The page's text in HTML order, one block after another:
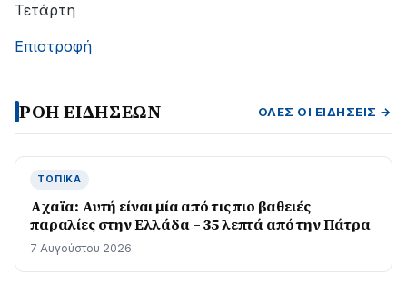
Τετάρτη
Επιστροφή
ΡΟΗ ΕΙΔΗΣΕΩΝ ΌΛΕΣ ΟΙ ΕΙΔΉΣΕΙΣ →
ΤΟΠΙΚΆ
Aχαϊα: Αυτή είναι μία από τις πιο βαθειές
παραλίες στην Ελλάδα – 35 λεπτά από την Πάτρα
7 Αυγούστου 2026